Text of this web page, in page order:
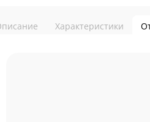
Характеристики